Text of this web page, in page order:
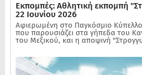
Εκπομπές: Αθλητική εκπομπή
22 Ιουνίου 2026
Αφιερωμένη στο Παγκόσμιο Κύπελλο
που παρουσιάζει στα γήπεδα του
του Μεξικού, και η αποψινή